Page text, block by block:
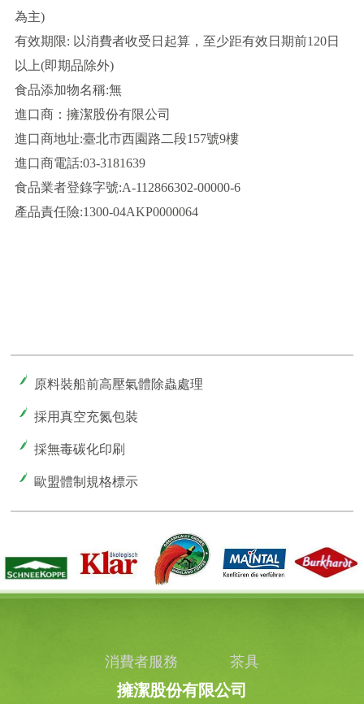
為主)
有效期限: 以消費者收受日起算，至少距有效日期前120日
以上(即期品除外)
食品添加物名稱:無
進口商：擁潔股份有限公司
進口商地址:臺北市西園路二段157號9樓
進口商電話:03-3181639
食品業者登錄字號:A-112866302-00000-6
產品責任險:1300-04AKP0000064
原料裝船前高壓氣體除蟲處理
採用真空充氮包裝
採無毒碳化印刷
歐盟體制規格標示
消費者服務 茶具
擁潔股份有限公司